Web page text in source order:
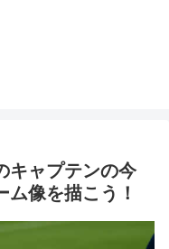
キャプテンの今
ム像を描こう！